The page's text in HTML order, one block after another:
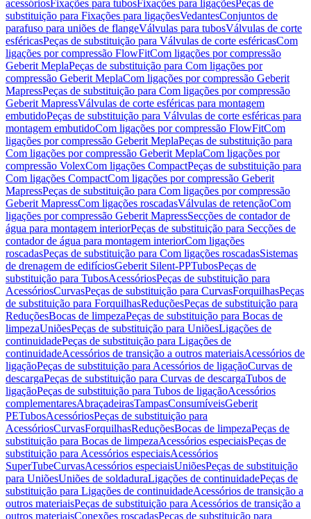
acessóriosFixações para tubosFixações para ligaçõesPeças de
substituição para Fixações para ligaçõesVedantesConjuntos de
parafuso para uniões de flangeVálvulas para tubosVálvulas de corte
esféricasPeças de substituição para Válvulas de corte esféricasCom
ligações por compressão FlowFitCom ligações por compressão
Geberit MeplaPeças de substituição para Com ligações por
compressão Geberit MeplaCom ligações por compressão Geberit
MapressPeças de substituição para Com ligações por compressão
Geberit MapressVálvulas de corte esféricas para montagem
embutidoPeças de substituição para Válvulas de corte esféricas para
montagem embutidoCom ligações por compressão FlowFitCom
ligações por compressão Geberit MeplaPeças de substituição para
Com ligações por compressão Geberit MeplaCom ligações por
compressão VolexCom ligações CompactPeças de substituição para
Com ligações CompactCom ligações por compressão Geberit
MapressPeças de substituição para Com ligações por compressão
Geberit MapressCom ligações roscadasVálvulas de retençãoCom
ligações por compressão Geberit MapressSecções de contador de
água para montagem interiorPeças de substituição para Secções de
contador de água para montagem interiorCom ligações
roscadasPeças de substituição para Com ligações roscadasSistemas
de drenagem de edifíciosGeberit Silent-PPTubosPeças de
substituição para TubosAcessóriosPeças de substituição para
AcessóriosCurvasPeças de substituição para CurvasForquilhasPeças
de substituição para ForquilhasReduçõesPeças de substituição para
ReduçõesBocas de limpezaPeças de substituição para Bocas de
limpezaUniõesPeças de substituição para UniõesLigações de
continuidadePeças de substituição para Ligações de
continuidadeAcessórios de transição a outros materiaisAcessórios de
ligaçãoPeças de substituição para Acessórios de ligaçãoCurvas de
descargaPeças de substituição para Curvas de descargaTubos de
ligaçãoPeças de substituição para Tubos de ligaçãoAcessórios
complementaresAbraçadeirasTampasConsumíveisGeberit
PETubosAcessóriosPeças de substituição para
AcessóriosCurvasForquilhasReduçõesBocas de limpezaPeças de
substituição para Bocas de limpezaAcessórios especiaisPeças de
substituição para Acessórios especiaisAcessórios
SuperTubeCurvasAcessórios especiaisUniõesPeças de substituição
para UniõesUniões de soldaduraLigações de continuidadePeças de
substituição para Ligações de continuidadeAcessórios de transição a
outros materiaisPeças de substituição para Acessórios de transição a
outros materiaisConexões roscadasPeças de substituição para